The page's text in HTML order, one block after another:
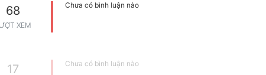
68
XEM
Chưa có bình luận nào
17 Chưa có bình luận nào